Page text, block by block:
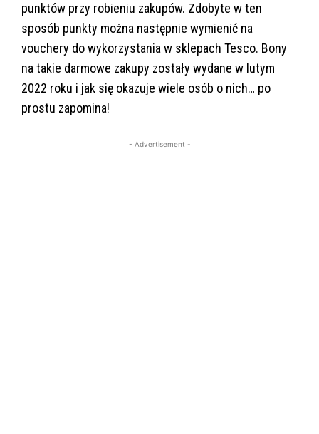
punktów przy robieniu zakupów. Zdobyte w ten
sposób punkty można następnie wymienić na
vouchery do wykorzystania w sklepach Tesco. Bony
na takie darmowe zakupy zostały wydane w lutym
2022 roku i jak się okazuje wiele osób o nich… po
prostu zapomina!
- Advertisement -